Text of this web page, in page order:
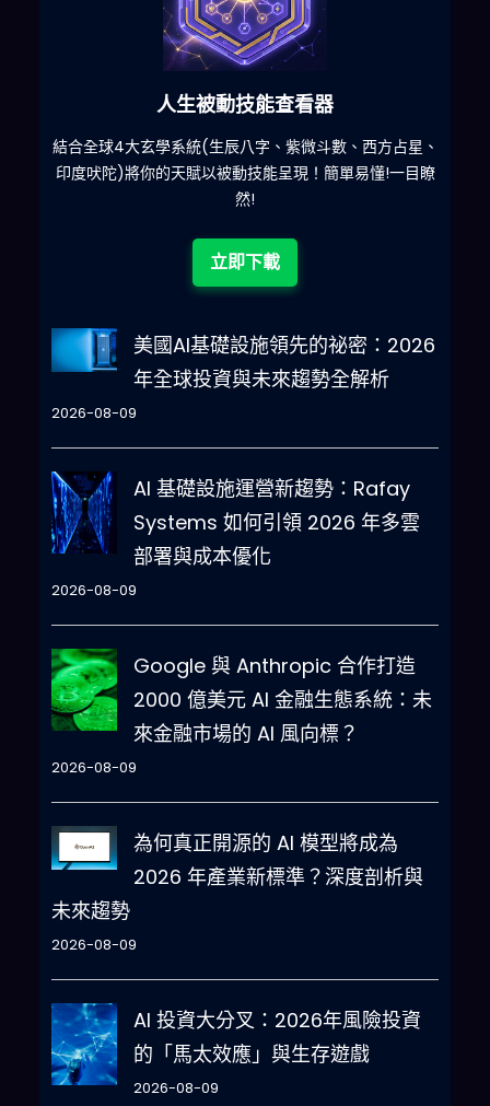
人生被動技能查看器
結合全球4大玄學系統(生辰八字、紫微斗數、西方占星、
印度吠陀)將你的天賦以被動技能呈現！簡單易懂!一目瞭
然!
立即下載
美國AI基礎設施領先的祕密：2026
年全球投資與未來趨勢全解析
2026-08-09
AI 基礎設施運營新趨勢：Rafay
Systems 如何引領 2026 年多雲
部署與成本優化
2026-08-09
Google 與 Anthropic 合作打造
2000 億美元 AI 金融生態系統：未
來金融市場的 AI 風向標？
2026-08-09
為何真正開源的 AI 模型將成為
2026 年產業新標準？深度剖析與
未來趨勢
2026-08-09
AI 投資大分叉：2026年風險投資
的「馬太效應」與生存遊戲
2026-08-09